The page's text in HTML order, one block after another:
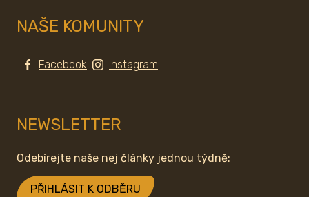
NAŠE KOMUNITY
Facebook Instagram
NEWSLETTER
Odebírejte naše nej články jednou týdně:
PŘIHLÁSIT K ODBĚRU